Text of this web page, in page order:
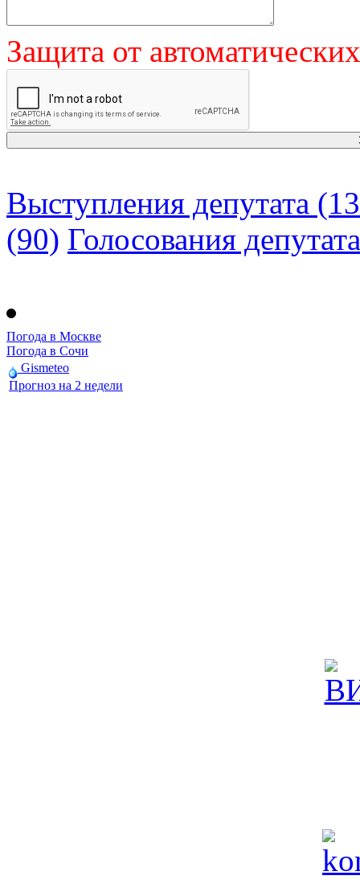
Защита от
Выступления депутата
(90) Голосования депутата
Погода в Москве
Погода в Сочи
Gismeteo
Прогноз на 2 недели